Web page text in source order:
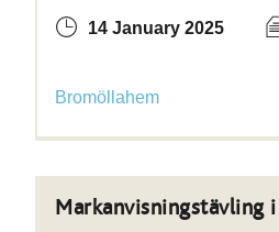
14 January 2025
Bromöllahem
Markanvisningstävling i